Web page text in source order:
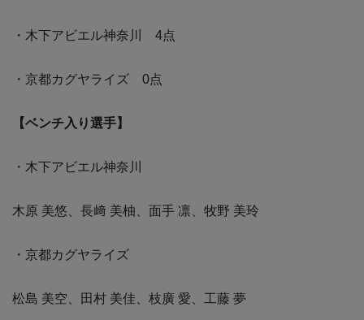
・木下アビエル神奈川 4点
・京都カグヤライズ 0点
【ベンチ入り選手】
・木下アビエル神奈川
木原 美悠、長﨑 美柚、面手 凛、牧野 美玲
・京都カグヤライズ
松島 美空、田村 美佳、枝廣 愛、工藤 夢